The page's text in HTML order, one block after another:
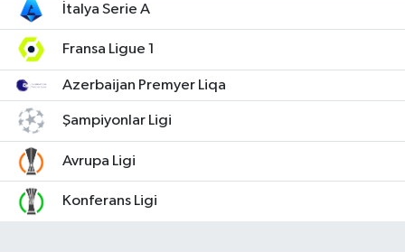
İtalya Serie A
Fransa Ligue 1
Azerbaijan Premyer Liqa
Şampiyonlar Ligi
Avrupa Ligi
Konferans Ligi